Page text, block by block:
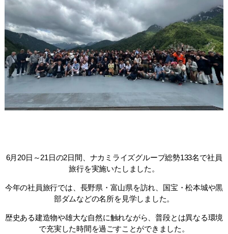
6月20日～21日の2日間、ナカミライズグループ総勢133名で社員
旅行を実施いたしました。
今年の社員旅行では、長野県・富山県を訪れ、国宝・松本城や黒
部ダムなどの名所を見学しました。
歴史ある建造物や雄大な自然に触れながら、普段とは異なる環境
で充実した時間を過ごすことができました。